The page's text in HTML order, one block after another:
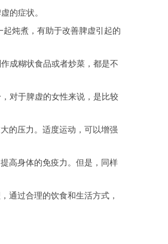
的症状。
炖煮，有助于改善脾虚引起的
成糊状食品或者炒菜，都是不
对于脾虚的女性来说，是比较
的压力。适度运动，可以增强
高身体的免疫力。但是，同样
通过合理的饮食和生活方式，